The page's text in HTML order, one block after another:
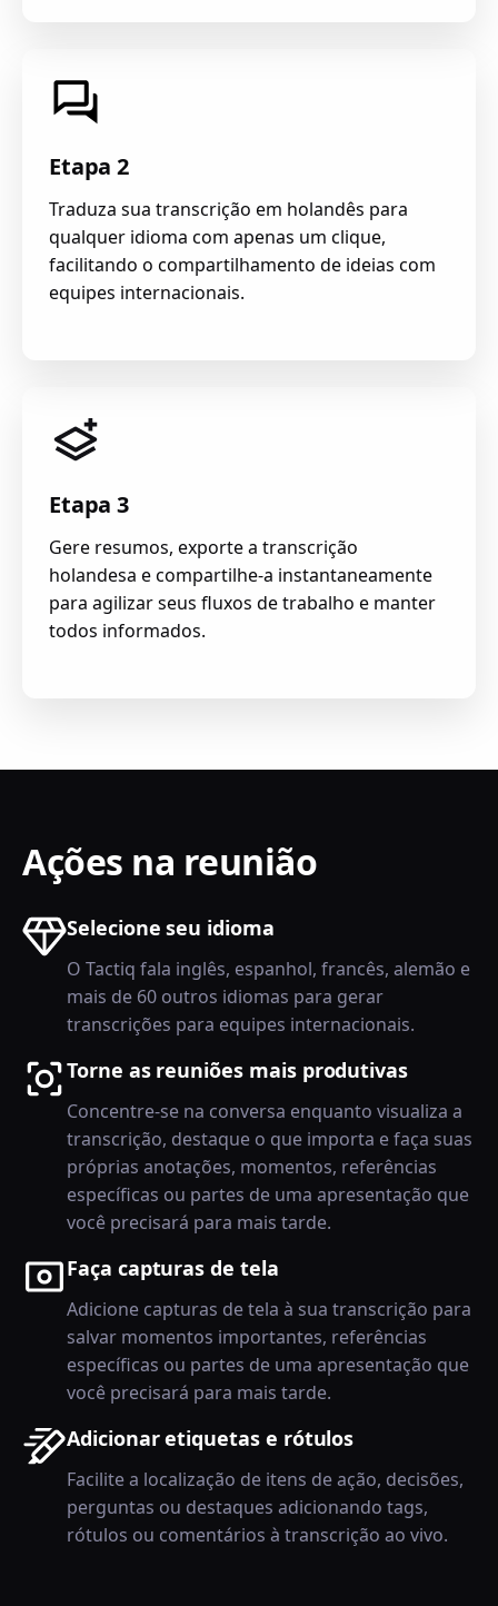
Etapa 2
Traduza sua transcrição em holandês para
qualquer idioma com apenas um clique,
facilitando o compartilhamento de ideias com
equipes internacionais.
Etapa 3
Gere resumos, exporte a transcrição
holandesa e compartilhe-a instantaneamente
para agilizar seus fluxos de trabalho e manter
todos informados.
Ações na reunião
Selecione seu idioma
O Tactiq fala inglês, espanhol, francês, alemão e
mais de 60 outros idiomas para gerar
transcrições para equipes internacionais.
Torne as reuniões mais produtivas
Concentre-se na conversa enquanto visualiza a
transcrição, destaque o que importa e faça suas
próprias anotações, momentos, referências
específicas ou partes de uma apresentação que
você precisará para mais tarde.
Faça capturas de tela
Adicione capturas de tela à sua transcrição para
salvar momentos importantes, referências
específicas ou partes de uma apresentação que
você precisará para mais tarde.
Adicionar etiquetas e rótulos
Facilite a localização de itens de ação, decisões,
perguntas ou destaques adicionando tags,
rótulos ou comentários à transcrição ao vivo.